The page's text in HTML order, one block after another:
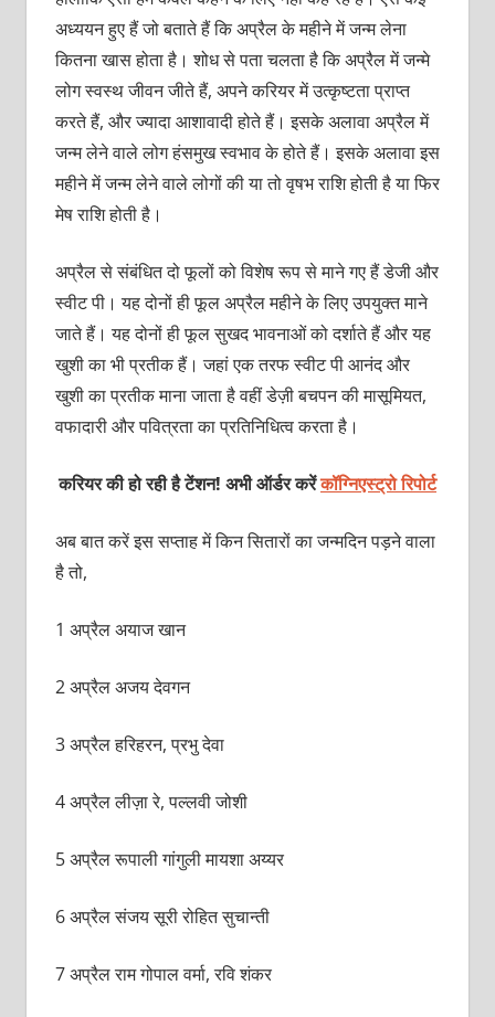
अध्ययन हुए हैं जो बताते हैं कि अप्रैल के महीने में जन्म लेना
कितना खास होता है। शोध से पता चलता है कि अप्रैल में जन्मे
लोग स्वस्थ जीवन जीते हैं, अपने करियर में उत्कृष्टता प्राप्त
करते हैं, और ज्यादा आशावादी होते हैं। इसके अलावा अप्रैल में
जन्म लेने वाले लोग हंसमुख स्वभाव के होते हैं। इसके अलावा इस
महीने में जन्म लेने वाले लोगों की या तो वृषभ राशि होती है या फिर
मेष राशि होती है।
अप्रैल से संबंधित दो फूलों को विशेष रूप से माने गए हैं डेजी और
स्वीट पी। यह दोनों ही फूल अप्रैल महीने के लिए उपयुक्त माने
जाते हैं। यह दोनों ही फूल सुखद भावनाओं को दर्शाते हैं और यह
खुशी का भी प्रतीक हैं। जहां एक तरफ स्वीट पी आनंद और
खुशी का प्रतीक माना जाता है वहीं डेज़ी बचपन की मासूमियत,
वफादारी और पवित्रता का प्रतिनिधित्व करता है।
करियर की हो रही है टेंशन! अभी ऑर्डर करेंकॉग्निएस्ट्रो रिपोर्ट
अब बात करें इस सप्ताह में किन सितारों का जन्मदिन पड़ने वाला
है तो,
1 अप्रैल अयाज खान
2 अप्रैल अजय देवगन
3 अप्रैल हरिहरन, प्रभु देवा
4 अप्रैल लीज़ा रे, पल्लवी जोशी
5 अप्रैल रूपाली गांगुली मायशा अय्यर
6 अप्रैल संजय सूरी रोहित सुचान्ती
7 अप्रैल राम गोपाल वर्मा, रवि शंकर